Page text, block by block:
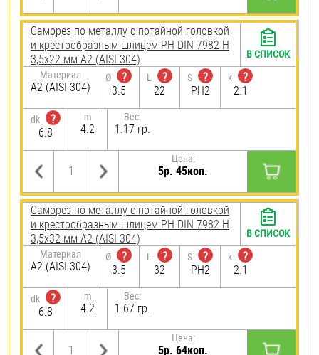
Саморез по металлу с потайной головкой
и крестообразным шлицем PH DIN 7982 H
3,5х22 мм А2 (AISI 304)
Материал
А2 (AISI 304)
Ø
?
3.5
L
?
22
S
?
PH2
k
?
2.1
dk
?
6.8
m
4.2
Вес:
1.17 гр.
Цена:
5р. 45коп.
В СПИСОК
Саморез по металлу с потайной головкой
и крестообразным шлицем PH DIN 7982 H
3,5х32 мм А2 (AISI 304)
Материал
А2 (AISI 304)
Ø
?
3.5
L
?
32
S
?
PH2
k
?
2.1
dk
?
6.8
m
4.2
Вес:
1.67 гр.
Цена:
5р. 64коп.
В СПИСОК